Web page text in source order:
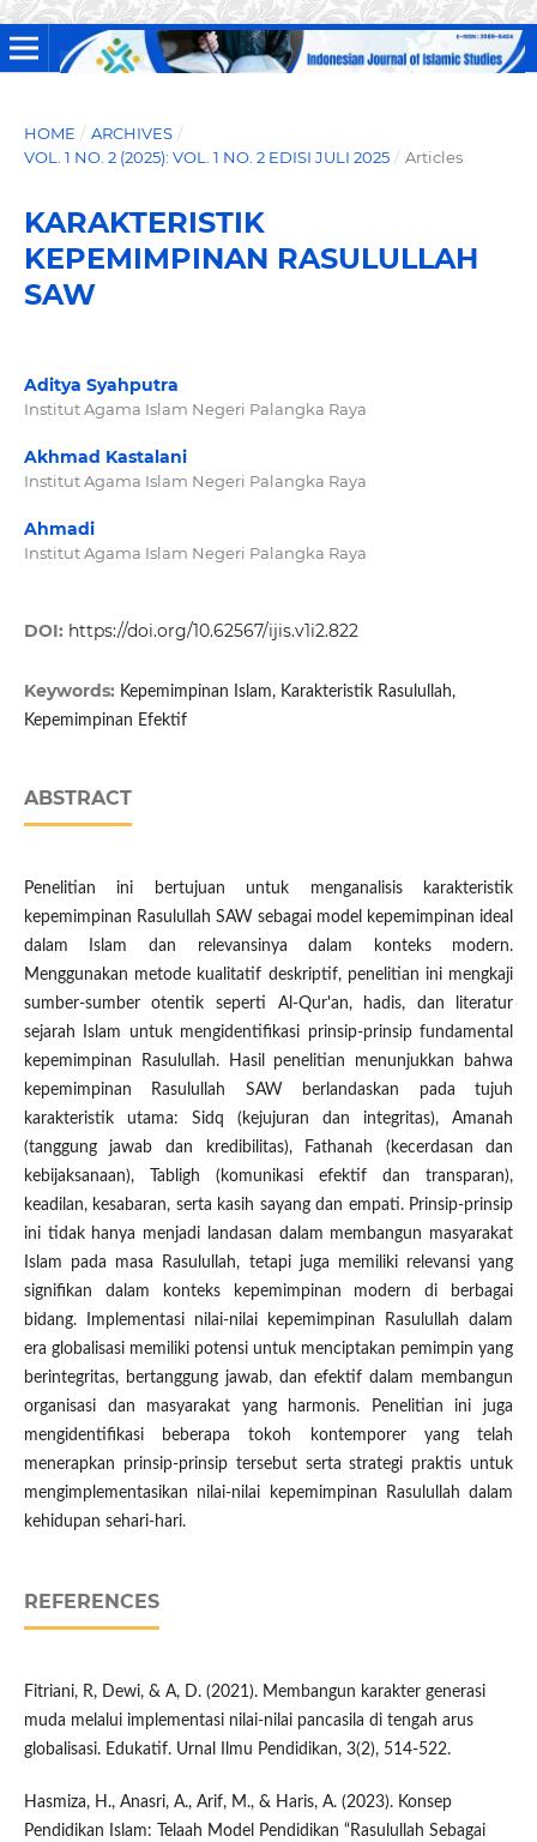
HOME / ARCHIVES /
VOL. 1 NO. 2 (2025): VOL. 1 NO. 2 EDISI JULI 2025 / Articles
KARAKTERISTIK
KEPEMIMPINAN RASULULLAH
SAW
Aditya Syahputra
Institut Agama Islam Negeri Palangka Raya
Akhmad Kastalani
Institut Agama Islam Negeri Palangka Raya
Ahmadi
Institut Agama Islam Negeri Palangka Raya
DOI: https://doi.org/10.62567/ijis.v1i2.822
Keywords: Kepemimpinan Islam, Karakteristik Rasulullah,
Kepemimpinan Efektif
ABSTRACT
Penelitian ini bertujuan untuk menganalisis karakteristik
kepemimpinan Rasulullah SAW sebagai model kepemimpinan ideal
dalam Islam dan relevansinya dalam konteks modern.
Menggunakan metode kualitatif deskriptif, penelitian ini mengkaji
sumber-sumber otentik seperti Al-Qur'an, hadis, dan literatur
sejarah Islam untuk mengidentifikasi prinsip-prinsip fundamental
kepemimpinan Rasulullah. Hasil penelitian menunjukkan bahwa
kepemimpinan Rasulullah SAW berlandaskan pada tujuh
karakteristik utama: Sidq (kejujuran dan integritas), Amanah
(tanggung jawab dan kredibilitas), Fathanah (kecerdasan dan
kebijaksanaan), Tabligh (komunikasi efektif dan transparan),
keadilan, kesabaran, serta kasih sayang dan empati. Prinsip-prinsip
ini tidak hanya menjadi landasan dalam membangun masyarakat
Islam pada masa Rasulullah, tetapi juga memiliki relevansi yang
signifikan dalam konteks kepemimpinan modern di berbagai
bidang. Implementasi nilai-nilai kepemimpinan Rasulullah dalam
era globalisasi memiliki potensi untuk menciptakan pemimpin yang
berintegritas, bertanggung jawab, dan efektif dalam membangun
organisasi dan masyarakat yang harmonis. Penelitian ini juga
mengidentifikasi beberapa tokoh kontemporer yang telah
menerapkan prinsip-prinsip tersebut serta strategi praktis untuk
mengimplementasikan nilai-nilai kepemimpinan Rasulullah dalam
kehidupan sehari-hari.
REFERENCES
Fitriani, R, Dewi, & A, D. (2021). Membangun karakter generasi
muda melalui implementasi nilai-nilai pancasila di tengah arus
globalisasi. Edukatif. Urnal Ilmu Pendidikan, 3(2), 514-522.
Hasmiza, H., Anasri, A., Arif, M., & Haris, A. (2023). Konsep
Pendidikan Islam: Telaah Model Pendidikan “Rasulullah Sebagai